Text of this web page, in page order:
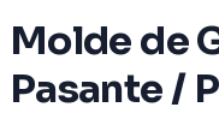
Molde de
Pasante /